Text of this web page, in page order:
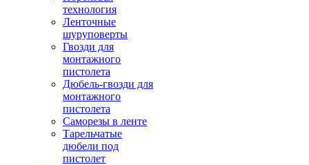
технология
Ленточные
шуруповерты
Гвозди для
монтажного
пистолета
Дюбель-гвозди для
монтажного
пистолета
Саморезы в ленте
Тарельчатые
дюбели под
пистолет